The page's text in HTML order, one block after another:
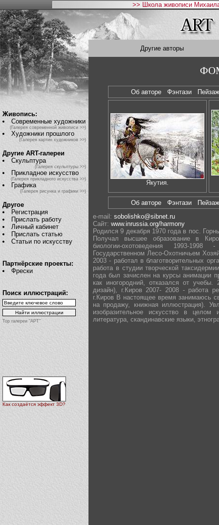
>> Школа живописи
Живопись:
Современные художники
(Галерея современной живописи >>)
Художники прошлого
(Галерея картин художников >>)
Другие ART-галереи
Скульптура
(Галерея скульптуры >>)
Прикладное искусство
(Галерея прикладного искусства >>)
Графика
(Галерея рисунка и графики >>)
Другое
Регистрация
Прислать работу
Личный кабинет
Прислать статью
Статьи по искусству
Партнёрские проекты:
Фрески
Поиск иллюстраций:
Top галереи "АРТ"
Как создаётся эффект 3D?
Другие авторы
Об авторе Фэнтази
Якутия.
Об авторе Фэнтази
e-mail: sobolishko@sibnet.ru
Сайт: www.inrussia.org/harmony
Родился 9 декабря 1970 года в пос.
Получал высшее образование в
биологии-охотоведения 1993-
Государственном Лесо-Охотничьем
2003 - работал в благотворительных
работа в студии творческой
года был зачислен на курсы анимации
как иногородний, отказался от
дизайн), г.Киров 2007- 2008 - работа
г.Киров В настоящее время занимаюсь
на продажу, книжная иллюстрация).
изобразительное искусство в целом
литература, скандинавские языки,